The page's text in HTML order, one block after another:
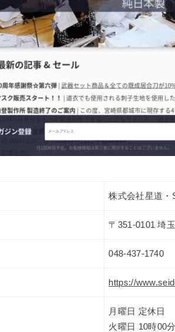
株式会社星道・
〒351-0101 埼
048-437-1740
https://
月曜日 定休日
火曜日 10時00